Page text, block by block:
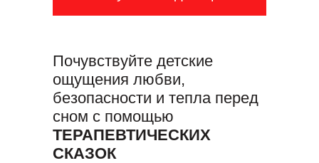
Почувствуйте детские
ощущения любви,
безопасности и тепла перед
сном с помощью
ТЕРАПЕВТИЧЕСКИХ
СКАЗОК